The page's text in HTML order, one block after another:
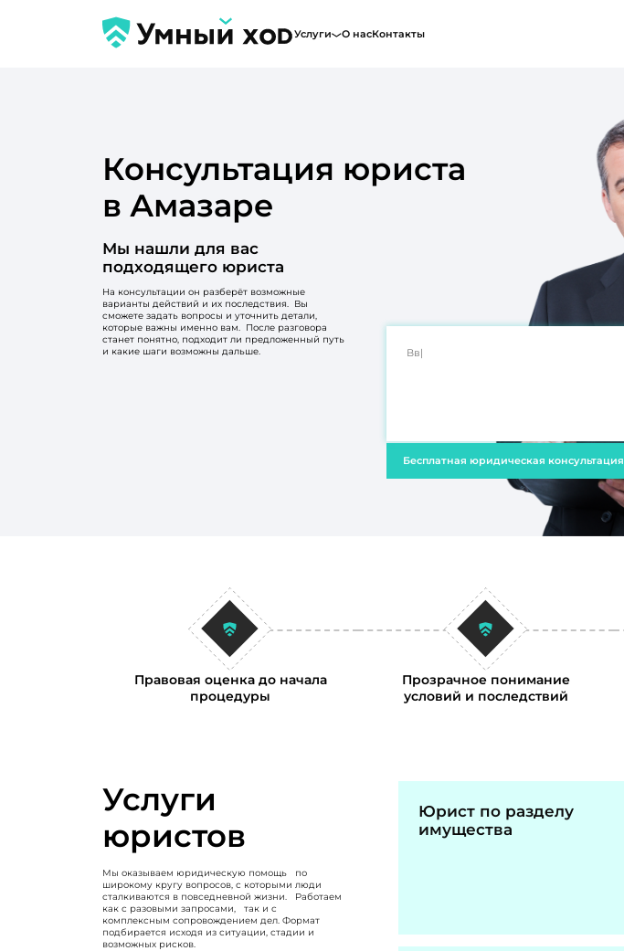
Услуги О насКонтакты
Консультация юриста
в Амазаре
Мы нашли для вас
подходящего юриста
На консультации он разберёт возможные
варианты действий и их последствия. Вы
сможете задать вопросы и уточнить детали,
которые важны именно вам. После разговора
станет понятно, подходит ли предложенный путь
и какие шаги возможны дальше.
Бесплатная юридическая консультация
Правовая оценка до начала
процедуры
Прозрачное понимание
условий и последствий
Услуги
юристов
Мы оказываем юридическую помощь по
широкому кругу вопросов, с которыми люди
сталкиваются в повседневной жизни. Работаем
как с разовыми запросами, так и с
комплексным сопровождением дел. Формат
подбирается исходя из ситуации, стадии и
возможных рисков.
Юрист по разделу
имущества